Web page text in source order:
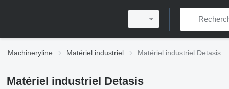
Machineryline Matériel industriel Matériel industriel Detasis
Matériel industriel Detasis